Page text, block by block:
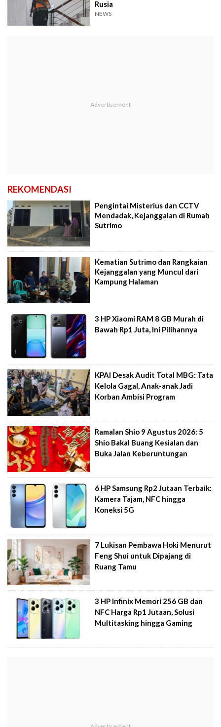
Rusia
NEWS
REKOMENDASI
Pengintai Misterius dan CCTV
Mendadak, Kejanggalan di Rumah
Sutrimo
Kematian Sutrimo dan Rangkaian
Kejanggalan yang Muncul dari
Kampung Halaman
3 HP Xiaomi RAM 8 GB Murah di
Bawah Rp1 Juta, Ini Pilihannya
KPAI Desak Audit Total MBG: Tata
Kelola Gagal, Anak-anak Jadi
Korban Ambisi Program
Ramalan Shio 9 Agustus 2026: 5
Shio Bakal Buang Kesialan dan
Buka Jalan Keberuntungan
6 HP Samsung Rp2 Jutaan Terbaik:
Kamera Tajam, NFC hingga
Koneksi 5G
7 Lukisan Pembawa Hoki Menurut
Feng Shui untuk Dipajang di
Ruang Tamu
3 HP Infinix Memori 256 GB dan
NFC Harga Rp1 Jutaan, Solusi
Multitasking hingga Gaming